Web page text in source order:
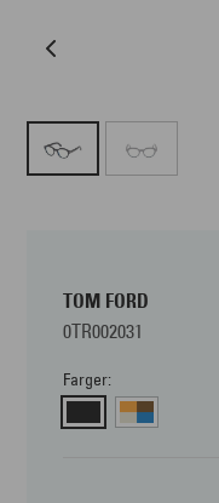
TOM FORD
0TR002031
Farger: